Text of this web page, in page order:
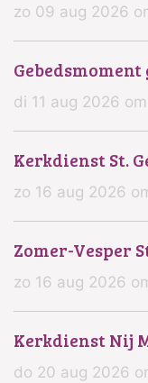
zo 09 aug 2026
di 11 aug 2026
Kerkdienst St.
zo 16 aug 2026
Zomer-Vesper
zo 16 aug 2026
Kerkdienst Nij
do 20 aug 2026